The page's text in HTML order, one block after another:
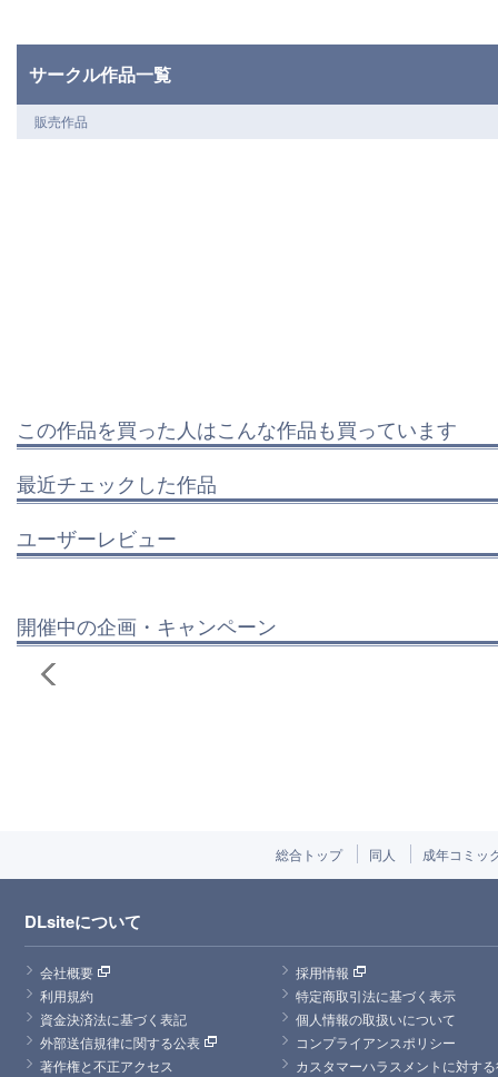
サークル作品一覧
販売作品
この作品を買った人はこんな作品も買っています
最近チェックした作品
ユーザーレビュー
開催中の企画・キャンペーン
総合トップ 同人 成年コミッ
DLsiteについて
会社概要
採用情報
利用規約
特定商取引法に基づく表示
資金決済法に基づく表記
個人情報の取扱いについて
外部送信規律に関する公表
コンプライアンスポリシー
著作権と不正アクセス
カスタマーハラスメントに対す